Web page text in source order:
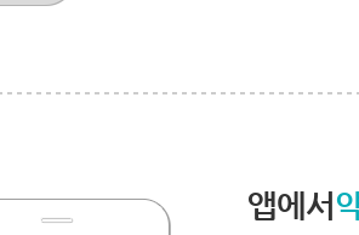
앱에서